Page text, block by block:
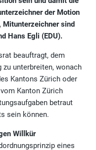
der Motion
Mitunterzeichner sind
Hans Egli (EDU).
beauftragt, dem
zu unterbreiten, wonach
Kantons Zürich oder
Kanton Zürich
betraut
sein können.
Willkür
eines